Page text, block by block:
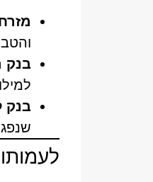
בנק
בנק